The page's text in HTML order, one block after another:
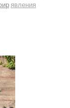
явления